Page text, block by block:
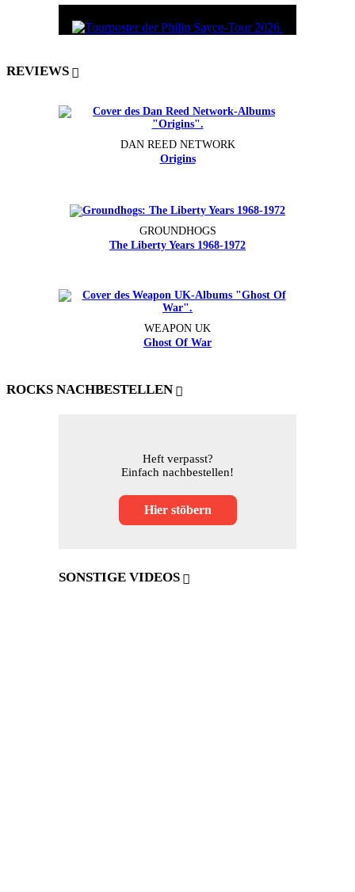
REVIEWS
DAN REED NETWORK
Origins
GROUNDHOGS
The Liberty Years 1968-1972
WEAPON UK
Ghost Of War
ROCKS NACHBESTELLEN
Heft verpasst?
Einfach nachbestellen!
Hier stöbern
SONSTIGE VIDEOS